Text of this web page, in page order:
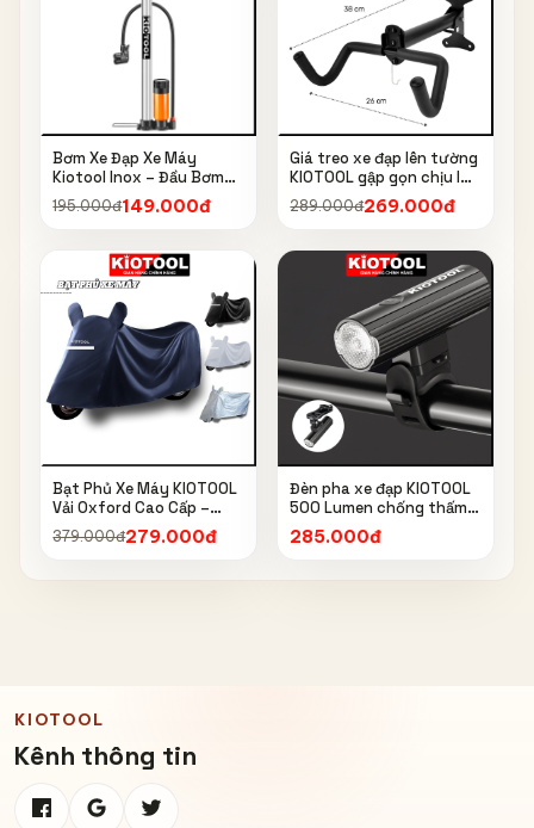
Bơm Xe Đạp Xe Máy
Kiotool Inox – Đầu Bơm
Thông Minh, Kèm Bơm
Bóng, Đồng Hồ 160 PSI
195.000đ149.000đ
Giá treo xe đạp lên tường
KIOTOOL gập gọn chịu lực
cao kèm móc treo mũ bảo
hiểm
289.000đ269.000đ
Bạt Phủ Xe Máy KIOTOOL
Vải Oxford Cao Cấp –
Chống Nắng, Chống Mưa,
Chống Bụi, Chống Tia UV,
379.000đ279.000đ
Đèn pha xe đạp KIOTOOL
500 Lumen chống thấm
nước IPX6 6603
285.000đ
KIOTOOL
Kênh thông tin